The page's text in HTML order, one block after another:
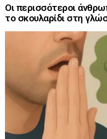
Οι περισσότεροι
το σκουλαρίδι στη